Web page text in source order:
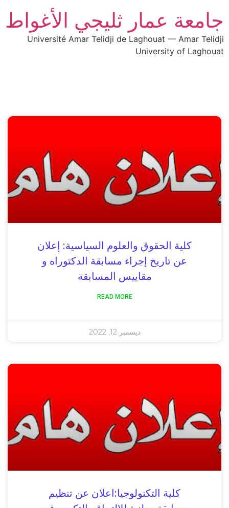
جامعة عمار ثليجي الأغواط
Université Amar Telidji de Laghouat — Amar Telidji
University of Laghouat
كلية الحقوق والعلوم السياسية: إعلان
عن تاريخ إجراء مسابقة الدكتوراه و
مقاييس المسابقة
READ MORE
ديسمبر 12, 2022
كلية التكنولوجيا:اعلان عن تنظيم